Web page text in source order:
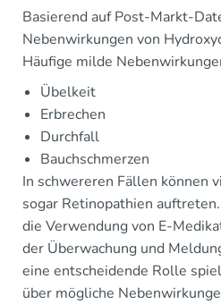
Basierend auf Post-Markt-
Nebenwirkungen von
Häufige milde
Übelkeit
Erbrechen
Durchfall
Bauchschmerzen
In schwereren Fällen können
sogar Retinopathien
die Verwendung von E-
der Überwachung und
eine entscheidende Rolle
über mögliche